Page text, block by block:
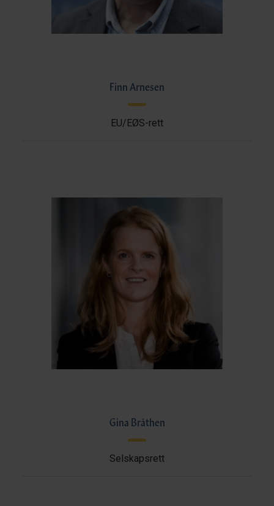
Finn Arnesen
EU/EØS-rett
Gina Bråthen
Selskapsrett